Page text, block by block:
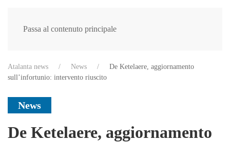
Passa al contenuto principale
Atalanta news News
De Ketelaere, aggiornamento
sull’infortunio: intervento riuscito
News
De Ketelaere, aggiornamento